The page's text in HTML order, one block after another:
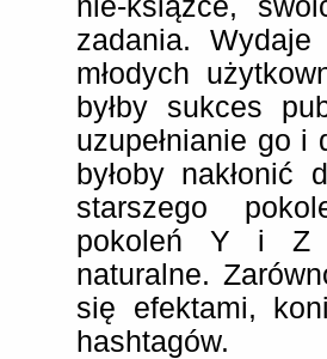
nie-książce,
zadania.
młodych
byłby sukces
uzupełnianie go
byłoby nakłonić
starszego
pokoleń Y i Z
naturalne.
się efektami,
hashtagów.